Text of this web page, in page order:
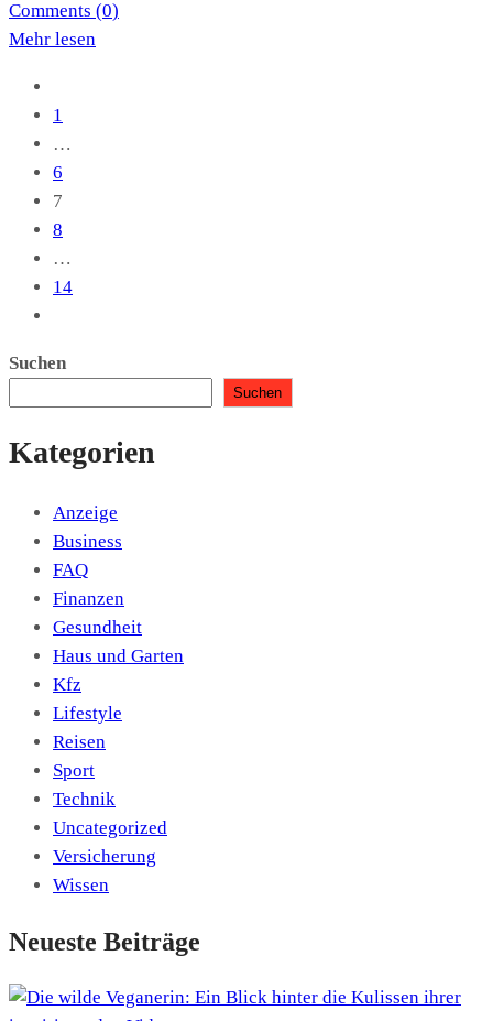
Comments (0)
Mehr lesen
1
…
6
7
8
…
14
Suchen
Suchen
Kategorien
Anzeige
Business
FAQ
Finanzen
Gesundheit
Haus und Garten
Kfz
Lifestyle
Reisen
Sport
Technik
Uncategorized
Versicherung
Wissen
Neueste Beiträge